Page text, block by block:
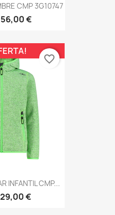
CMP 3G10747
56,00 €
INFANTIL CMP...
29,00 €
favorite_border